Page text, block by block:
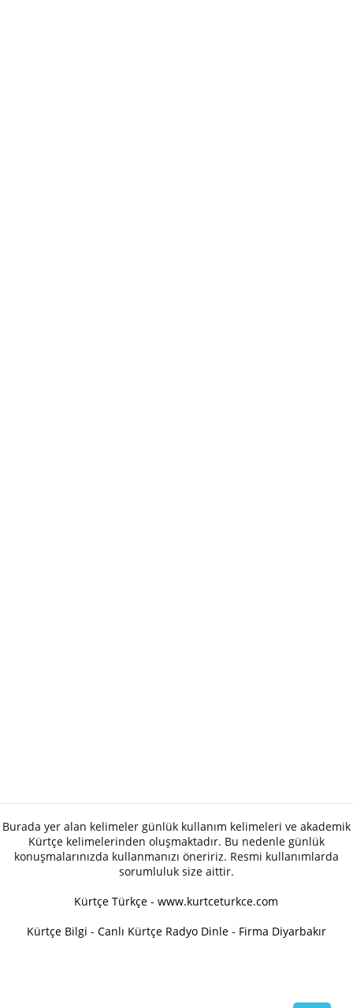
Burada yer alan kelimeler günlük kullanım kelimeleri ve akademik
Kürtçe kelimelerinden oluşmaktadır. Bu nedenle günlük
konuşmalarınızda kullanmanızı öneririz. Resmi kullanımlarda
sorumluluk size aittir.
Kürtçe Türkçe - www.kurtceturkce.com
Kürtçe Bilgi - Canlı Kürtçe Radyo Dinle - Firma Diyarbakır